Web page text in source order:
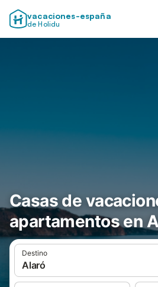
vacaciones-españa
de Holidu
Casas de
apartamentos en
Destino
Alaró